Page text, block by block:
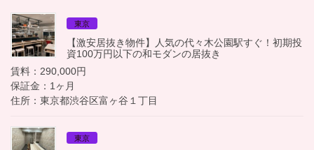
東京
【激安居抜き物件】人気の代々木公園駅すぐ！初期投
資100万円以下の和モダンの居抜き
賃料：290,000円
保証金：1ヶ月
住所：東京都渋谷区富ヶ谷１丁目
東京